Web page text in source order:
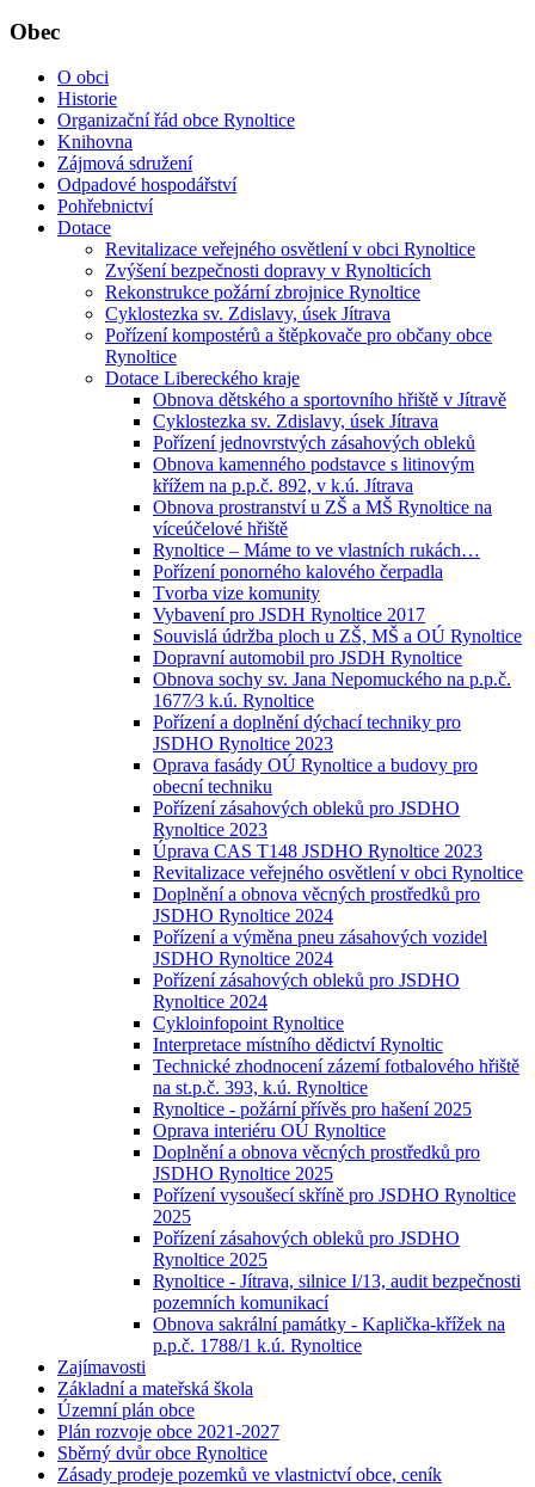
Obec
O obci
Historie
Organizační řád obce Rynoltice
Knihovna
Zájmová sdružení
Odpadové hospodářství
Pohřebnictví
Dotace
Revitalizace veřejného osvětlení v obci Rynoltice
Zvýšení bezpečnosti dopravy v Rynolticích
Rekonstrukce požární zbrojnice Rynoltice
Cyklostezka sv. Zdislavy, úsek Jítrava
Pořízení kompostérů a štěpkovače pro občany obce
Rynoltice
Dotace Libereckého kraje
Obnova dětského a sportovního hřiště v Jítravě
Cyklostezka sv. Zdislavy, úsek Jítrava
Pořízení jednovrstvých zásahových obleků
Obnova kamenného podstavce s litinovým
křížem na p.p.č. 892, v k.ú. Jítrava
Obnova prostranství u ZŠ a MŠ Rynoltice na
víceúčelové hřiště
Rynoltice – Máme to ve vlastních rukách…
Pořízení ponorného kalového čerpadla
Tvorba vize komunity
Vybavení pro JSDH Rynoltice 2017
Souvislá údržba ploch u ZŠ, MŠ a OÚ Rynoltice
Dopravní automobil pro JSDH Rynoltice
Obnova sochy sv. Jana Nepomuckého na p.p.č.
1677⁄3 k.ú. Rynoltice
Pořízení a doplnění dýchací techniky pro
JSDHO Rynoltice 2023
Oprava fasády OÚ Rynoltice a budovy pro
obecní techniku
Pořízení zásahových obleků pro JSDHO
Rynoltice 2023
Úprava CAS T148 JSDHO Rynoltice 2023
Revitalizace veřejného osvětlení v obci Rynoltice
Doplnění a obnova věcných prostředků pro
JSDHO Rynoltice 2024
Pořízení a výměna pneu zásahových vozidel
JSDHO Rynoltice 2024
Pořízení zásahových obleků pro JSDHO
Rynoltice 2024
Cykloinfopoint Rynoltice
Interpretace místního dědictví Rynoltic
Technické zhodnocení zázemí fotbalového hřiště
na st.p.č. 393, k.ú. Rynoltice
Rynoltice - požární přívěs pro hašení 2025
Oprava interiéru OÚ Rynoltice
Doplnění a obnova věcných prostředků pro
JSDHO Rynoltice 2025
Pořízení vysoušecí skříně pro JSDHO Rynoltice
2025
Pořízení zásahových obleků pro JSDHO
Rynoltice 2025
Rynoltice - Jítrava, silnice I/13, audit bezpečnosti
pozemních komunikací
Obnova sakrální památky - Kaplička-křížek na
p.p.č. 1788/1 k.ú. Rynoltice
Zajímavosti
Základní a mateřská škola
Územní plán obce
Plán rozvoje obce 2021-2027
Sběrný dvůr obce Rynoltice
Zásady prodeje pozemků ve vlastnictví obce, ceník